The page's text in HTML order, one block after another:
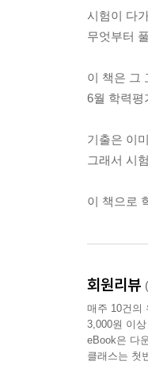
시험이 다
무엇부터
이 책은 그
6월 학력평
기출은 이
그래서 시
이 책으로
회원리뷰
매주 10건의
3,000원 이
eBook은 다
클래스는 첫